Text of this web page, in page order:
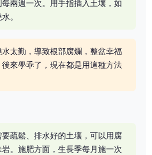
兩週一次。用手指插入土壤，如
。
太勤，導致根部腐爛，整盆幸福
來學乖了，現在都是用這種方法
疏鬆、排水好的土壤，可以用腐
。施肥方面，生長季每月施一次